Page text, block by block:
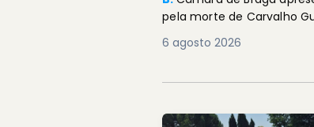
pela morte de Carvalho
6 agosto 2026